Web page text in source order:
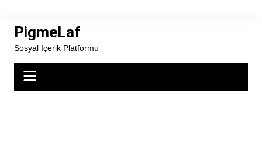
contentPigmeLaf
Sosyal İçerik Platformu